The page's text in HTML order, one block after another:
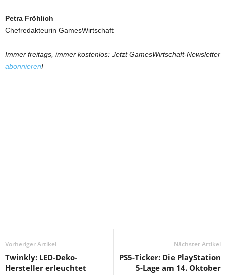
Petra Fröhlich
Chefredakteurin GamesWirtschaft
Immer freitags, immer kostenlos: Jetzt GamesWirtschaft-Newsletter
abonnieren!
Vorheriger Artikel
Twinkly: LED-Deko-
Hersteller erleuchtet
Nächster Artikel
PS5-Ticker: Die PlayStation
5-Lage am 14. Oktober